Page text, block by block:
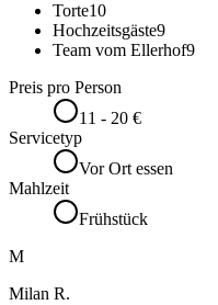
Torte10
Hochzeitsgäste9
Team vom Ellerhof9
Preis pro Person
11 - 20 €
Servicetyp
Vor Ort essen
Mahlzeit
Frühstück
M
Milan R.